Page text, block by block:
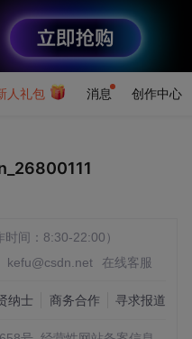
人礼包 消息 创作中心
间：8:30-22:00）
kefu@csdn.net 在线客服
纳士 商务合作 寻求报道